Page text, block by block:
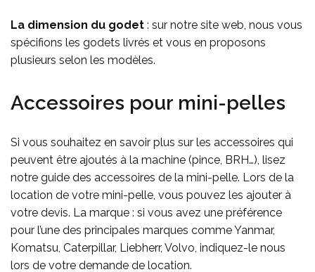
La dimension du godet : sur notre site web, nous vous
spécifions les godets livrés et vous en proposons
plusieurs selon les modèles.
Accessoires pour mini-pelles
Si vous souhaitez en savoir plus sur les accessoires qui
peuvent être ajoutés à la machine (pince, BRH…), lisez
notre guide des accessoires de la mini-pelle. Lors de la
location de votre mini-pelle, vous pouvez les ajouter à
votre devis. La marque : si vous avez une préférence
pour l’une des principales marques comme Yanmar,
Komatsu, Caterpillar, Liebherr, Volvo, indiquez-le nous
lors de votre demande de location.